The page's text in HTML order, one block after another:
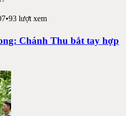
•93 lượt xem
Chánh Thu bắt tay hợp